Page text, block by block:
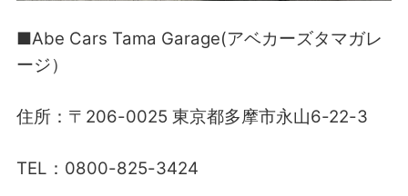
■Abe Cars Tama Garage(アベカーズタマガレ
ージ）
住所：〒206-0025 東京都多摩市永山6-22-3
TEL：0800-825-3424